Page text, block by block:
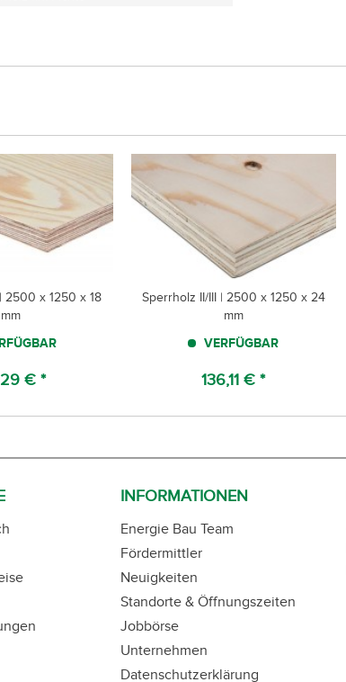
2500 x 1250 x 18
mm
€ *
Sperrholz II/III | 2500 x 1250 x 24
mm
VERFÜGBAR
136,11 € *
INFORMATIONEN
Energie Bau Team
Fördermittler
Neuigkeiten
Standorte & Öffnungszeiten
Jobbörse
Unternehmen
Datenschutzerklärung